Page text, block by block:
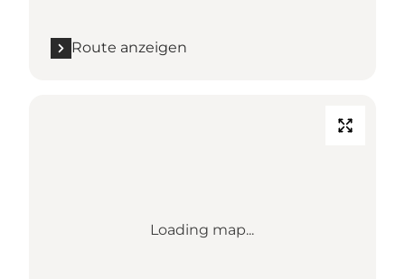
Route anzeigen
Loading map...